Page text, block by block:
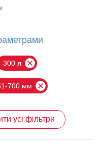
300 л
700 мм
усі фільтри